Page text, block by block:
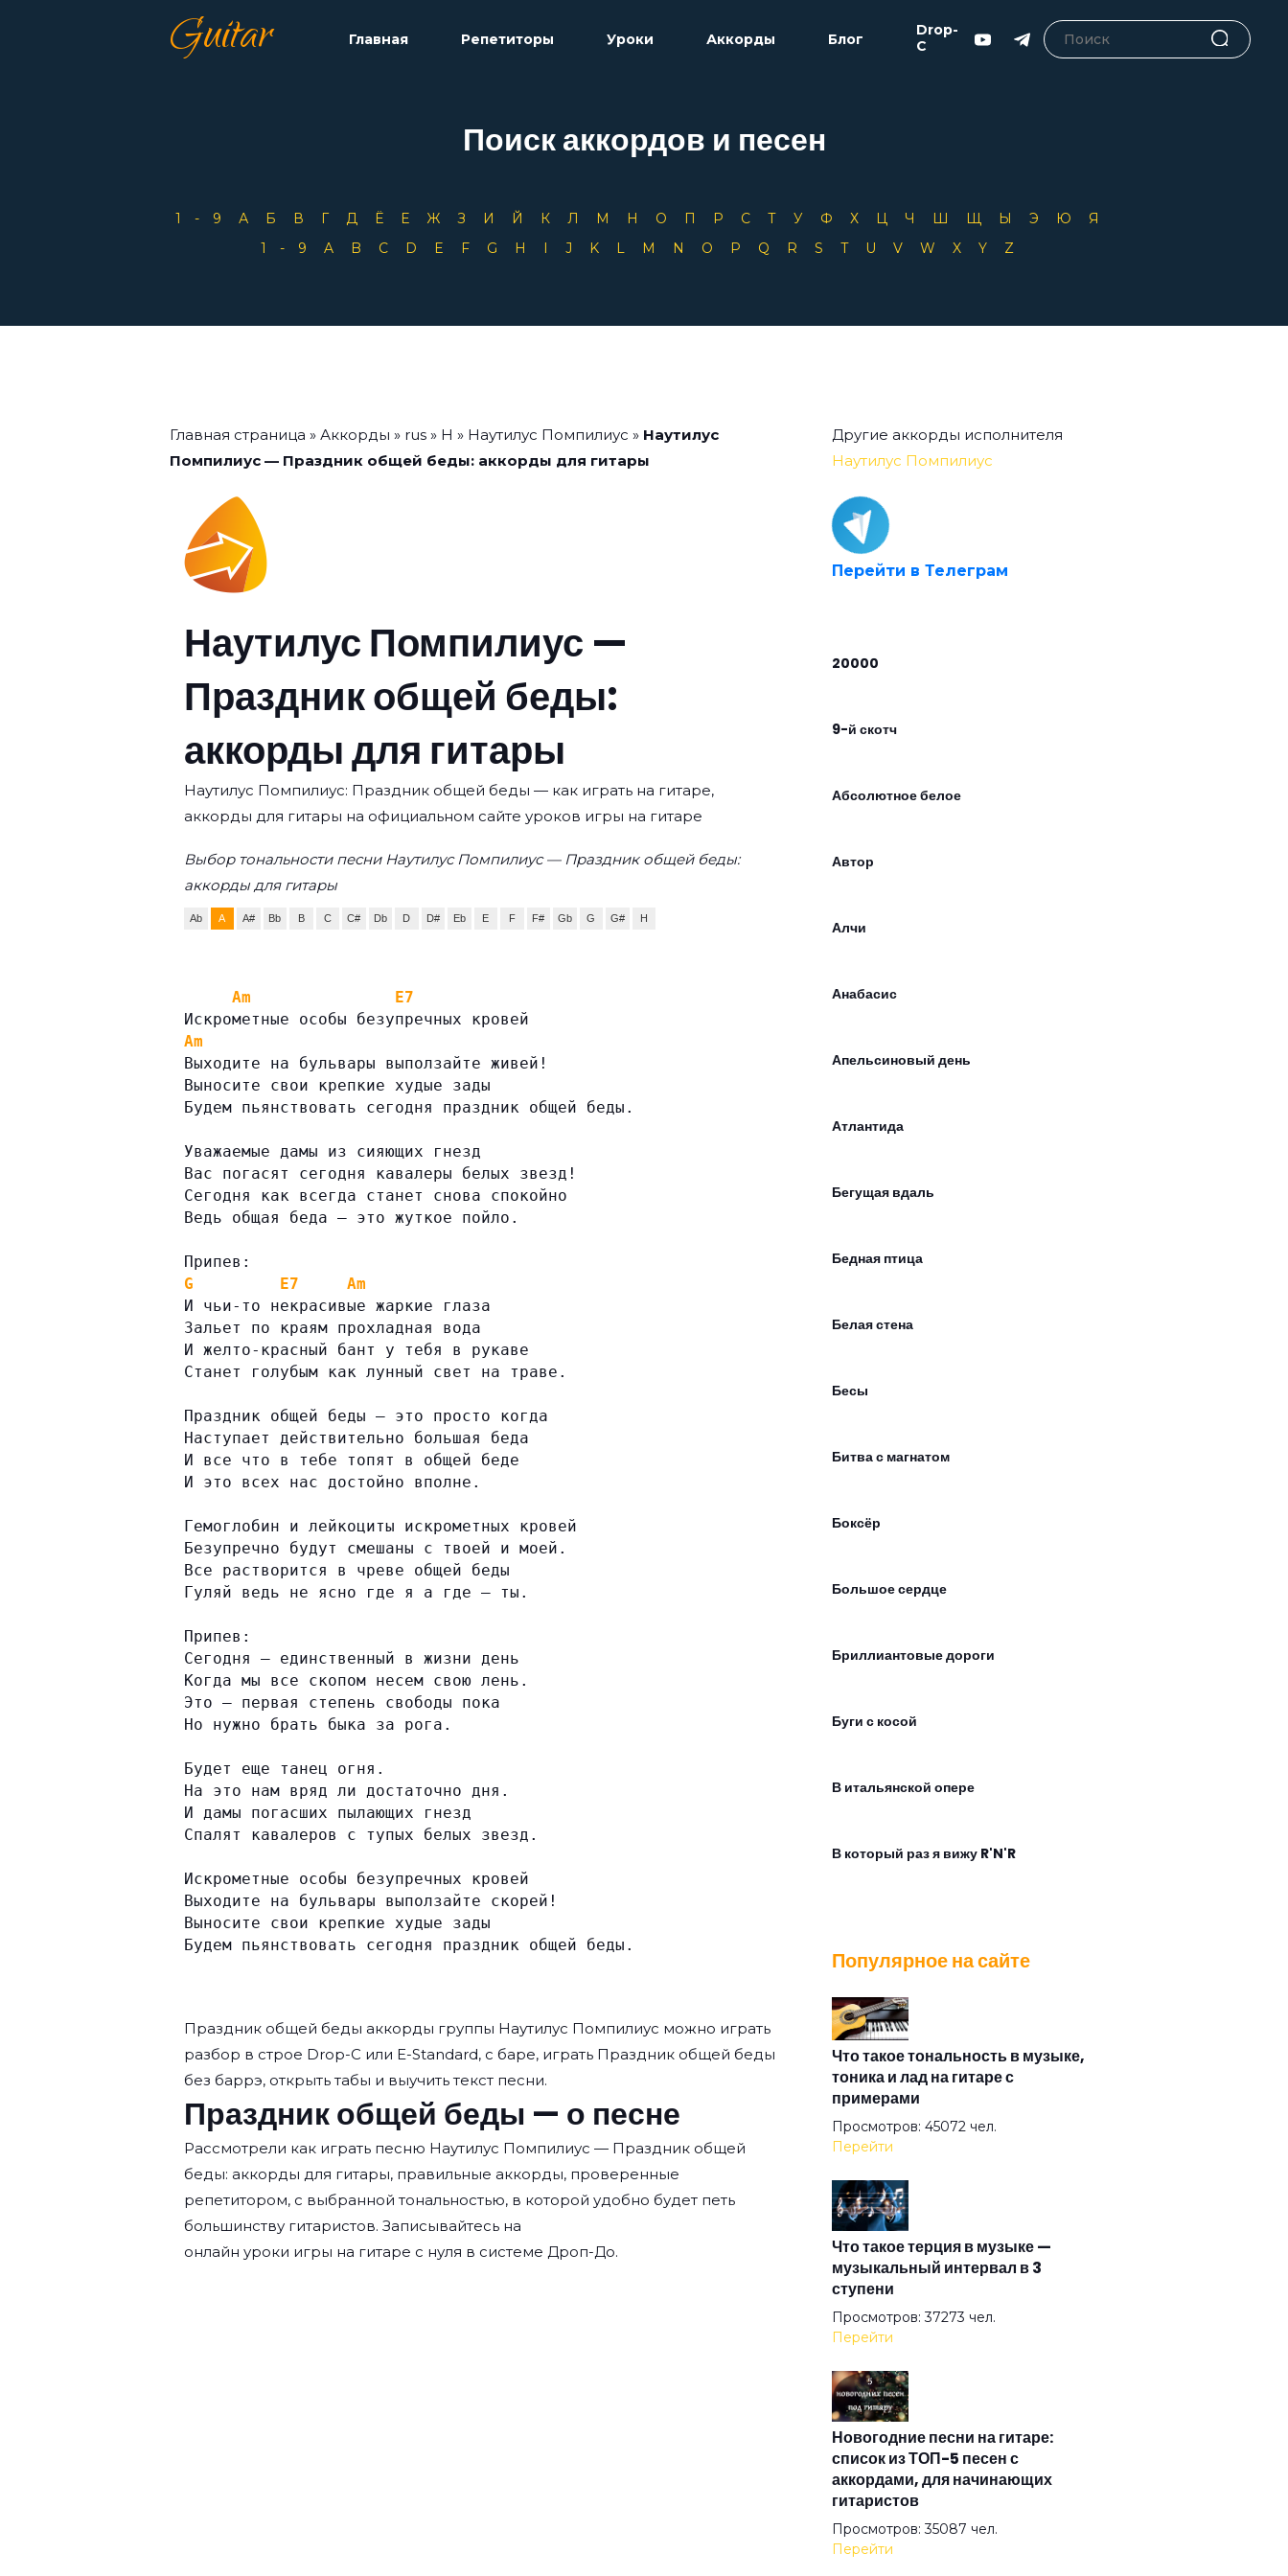
Guitar Главная Репетиторы Уроки Аккорды Блог
Drop-
C
Поиск аккордов и песен
1-9 А Б В Г Д Ё Е Ж З И Й К Л М Н О П Р С Т У Ф Х Ц Ч Ш Щ Ы Э Ю
Я
1-9
A B C D E F G H I J K L M N O P Q R S T U V W X Y Z
Главная страница » Аккорды » rus » Н » Наутилус Помпилиус » Наутилус
Помпилиус — Праздник общей беды: аккорды для гитары
Наутилус Помпилиус —
Праздник общей беды:
аккорды для гитары
Наутилус Помпилиус: Праздник общей беды — как играть на гитаре,
аккорды для гитары на официальном сайте уроков игры на гитаре
Выбор тональности песни Наутилус Помпилиус — Праздник общей беды:
аккорды для гитары
Ab A A# Bb B C C# Db D D# Eb E F F# Gb G G# H
Am
E7
Искрометные особы безупречных кровей
Am
Выходите на бульвары выползайте живей!
Выносите свои крепкие худые зады
Будем пьянствовать сегодня праздник общей беды.
Уважаемые дамы из сияющих гнезд
Вас погасят сегодня кавалеры белых звезд!
Сегодня как всегда станет снова спокойно
Ведь общая беда — это жуткое пойло.
Припев:
G
E7
Am
И чьи-то некрасивые жаркие глаза
Зальет по краям прохладная вода
И желто-красный бант у тебя в рукаве
Станет голубым как лунный свет на траве.
Праздник общей беды — это просто когда
Наступает действительно большая беда
И все что в тебе топят в общей беде
И это всех нас достойно вполне.
Гемоглобин и лейкоциты искрометных кровей
Безупречно будут смешаны с твоей и моей.
Все растворится в чреве общей беды
Гуляй ведь не ясно где я а где — ты.
Припев:
Сегодня — единственный в жизни день
Когда мы все скопом несем свою лень.
Это — первая степень свободы пока
Но нужно брать быка за рога.
Будет еще танец огня.
На это нам вряд ли достаточно дня.
И дамы погасших пылающих гнезд
Спалят кавалеров с тупых белых звезд.
Искрометные особы безупречных кровей
Выходите на бульвары выползайте скорей!
Выносите свои крепкие худые зады
Будем пьянствовать сегодня праздник общей беды.
Праздник общей беды аккорды группы Наутилус Помпилиус можно играть
разбор в строе Drop-C или E-Standard, с баре, играть Праздник общей беды
без баррэ, открыть табы и выучить текст песни.
Праздник общей беды — о песне
Рассмотрели как играть песню Наутилус Помпилиус — Праздник общей
беды: аккорды для гитары, правильные аккорды, проверенные
репетитором, с выбранной тональностью, в которой удобно будет петь
большинству гитаристов. Записывайтесь на
онлайн уроки игры на гитаре с нуля в системе Дроп-До.
Другие аккорды исполнителя
Наутилус Помпилиус
Перейти в Телеграм
20000
9-й скотч
Абсолютное белое
Автор
Алчи
Анабасис
Апельсиновый день
Атлантида
Бегущая вдаль
Бедная птица
Белая стена
Бесы
Битва с магнатом
Боксёр
Большое сердце
Бриллиантовые дороги
Буги с косой
В итальянской опере
В который раз я вижу R'N'R
Воздух
Ворота
Все кто нёс
Всего лишь быть
Город братской любви
Джульетта
Дыхание
Жажда
Популярное на сайте
Что такое тональность в музыке,
тоника и лад на гитаре с
примерами
Просмотров: 45072 чел.
Перейти
Что такое терция в музыке —
музыкальный интервал в 3
ступени
Просмотров: 37273 чел.
Перейти
Новогодние песни на гитаре:
список из ТОП-5 песен с
аккордами, для начинающих
гитаристов
Просмотров: 35087 чел.
Перейти